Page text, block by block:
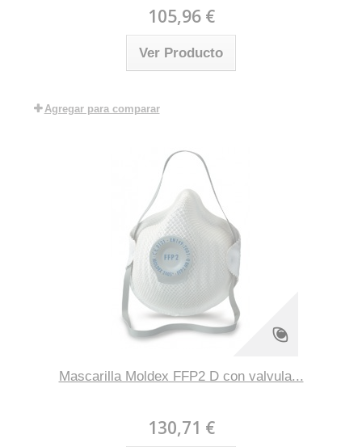
105,96 €
Ver Producto
Agregar para comparar
Mascarilla Moldex FFP2 D con valvula...
130,71 €